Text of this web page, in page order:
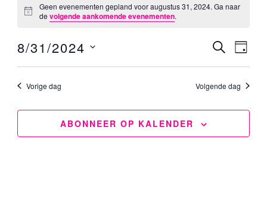
for
31,
2024
Bericht
Geen evenementen gepland voor augustus 31, 2024. Ga naar
de volgende aankomende evenementen.
Zoeken
en
ZOEKEN
DAG
8/31/2024
Selecteer
eenVorige dag Volgende dag
ABONNEER OP KALENDER